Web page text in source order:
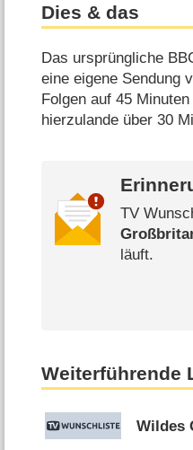
Dies & das
Das ursprüngliche
eine eigene Sendung
Folgen auf 45
hierzulande über 30
TV
läuft.
Weiterführende
Wildes